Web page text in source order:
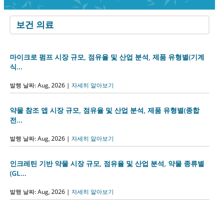
마이크로 펌프 시장 규모, 점유율 및 산업 분석, 제품 유형별(기계
식...
발행 날짜: Aug, 2026 | 자세히 알아보기
약물 참조 앱 시장 규모, 점유율 및 산업 분석, 제품 유형별(종합
전...
발행 날짜: Aug, 2026 | 자세히 알아보기
인크레틴 기반 약물 시장 규모, 점유율 및 산업 분석, 약물 종류별
(GL...
발행 날짜: Aug, 2026 | 자세히 알아보기